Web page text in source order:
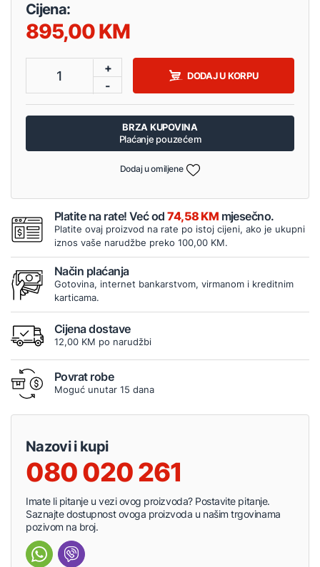
Cijena:
895,00
1
+
-
DODAJ U KORPU
BRZA KUPOVINA
Plaćanje pouzećem
Dodaj u omiljene
Platite na rate! Već od74,58 KM mjesečno.
Platite ovaj proizvod na rate po istoj cijeni, ako je ukupni
iznos vaše narudžbe preko 100,00 KM.
Način plaćanja
Gotovina, internet bankarstvom, virmanom i kreditnim
karticama.
Cijena dostave
12,00 KM po narudžbi
Povrat robe
Moguć unutar 15 dana
Nazovi i kupi
080 020 261
Imate li pitanje u vezi ovog proizvoda? Postavite pitanje.
Saznajte dostupnost ovoga proizvoda u našim trgovinama
pozivom na broj.